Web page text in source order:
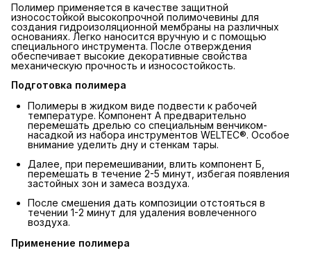
Полимер применяется в качестве защитной
износостойкой высокопрочной полимочевины для
создания гидроизоляционной мембраны на различных
основаниях. Легко наносится вручную и с помощью
специального инструмента. После отверждения
обеспечивает высокие декоративные свойства
механическую прочность и износостойкость.
Подготовка полимера
Полимеры в жидком виде подвести к рабочей
температуре. Компонент А предварительно
перемешать дрелью со специальным венчиком-
насадкой из набора инструментов WELTEC®. Особое
внимание уделить дну и стенкам тары.
Далее, при перемешивании, влить компонент Б,
перемешать в течение 2-5 минут, избегая появления
застойных зон и замеса воздуха.
После смешения дать композиции отстояться в
течении 1-2 минут для удаления вовлеченного
воздуха.
Применение полимера